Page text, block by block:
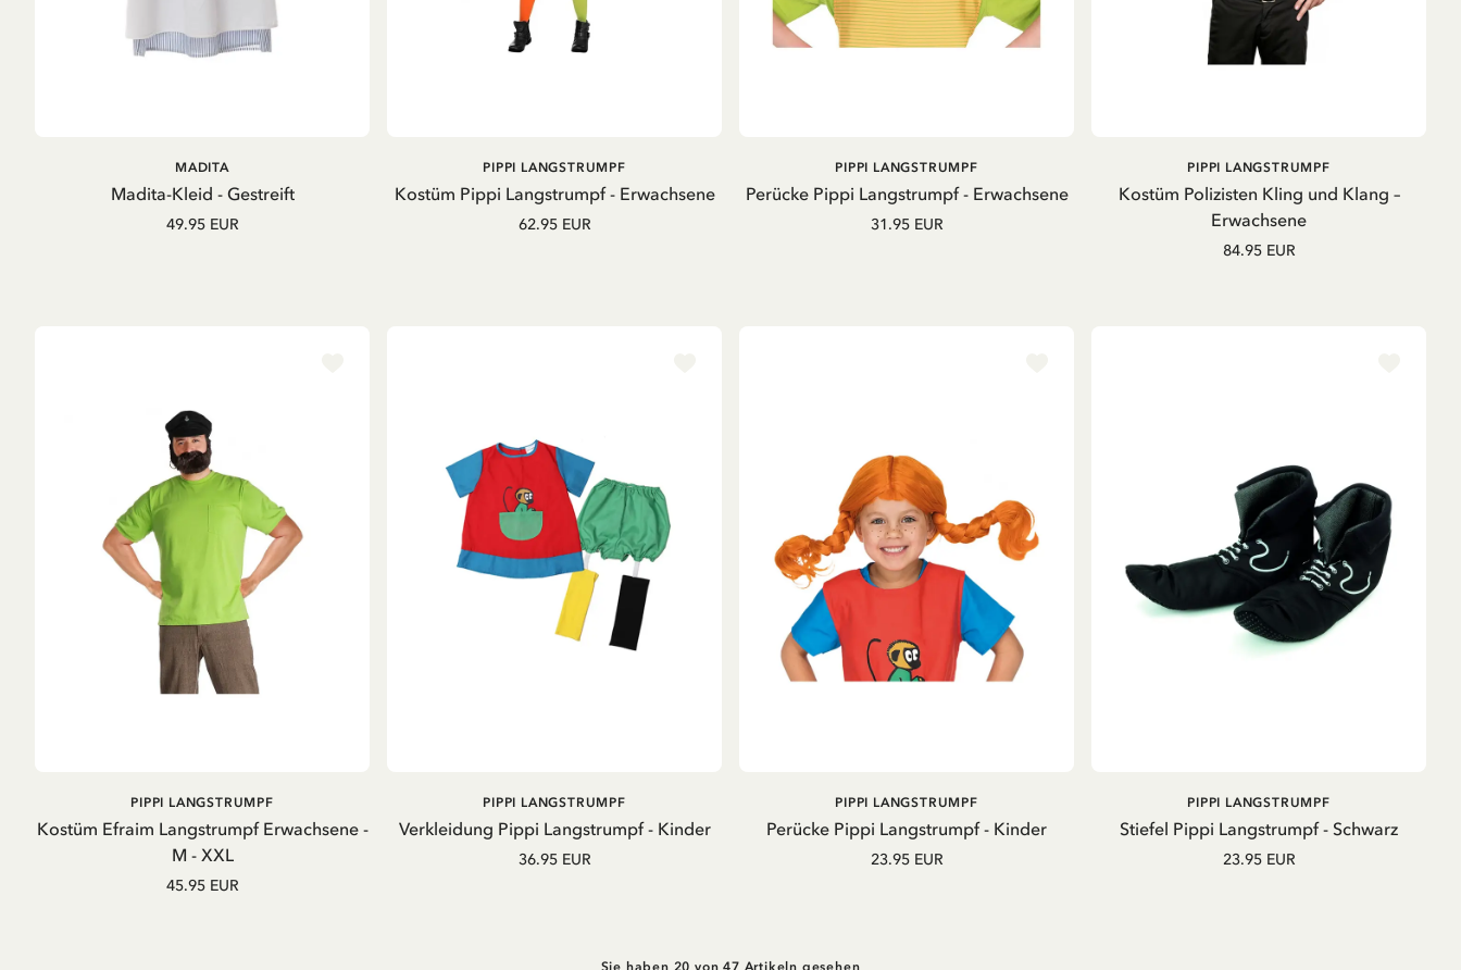
Madita-Kleid - Gestreift
MADITA
49.95 EUR
Kostüm Pippi Langstrumpf - Erwachsene
PIPPI LANGSTRUMPF
62.95 EUR
IN DEN WARENKORB
Perücke Pippi Langstrumpf - Erwachsene
PIPPI LANGSTRUMPF
31.95 EUR
Kostüm Polizisten Kling und Klang –
Erwachsene
PIPPI LANGSTRUMPF
84.95 EUR
Kostüm Efraim Langstrumpf Erwachsene -
M - XXL
PIPPI LANGSTRUMPF
45.95 EUR
Verkleidung Pippi Langstrumpf - Kinder
PIPPI LANGSTRUMPF
36.95 EUR
IN DEN WARENKORB
Perücke Pippi Langstrumpf - Kinder
PIPPI LANGSTRUMPF
23.95 EUR
IN DEN WARENKORB
Stiefel Pippi Langstrumpf - Schwarz
PIPPI LANGSTRUMPF
23.95 EUR